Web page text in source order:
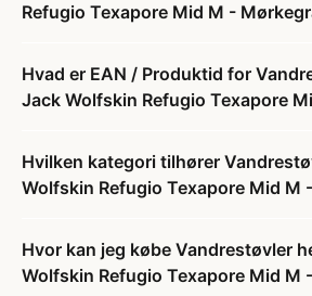
Refugio Texapore Mid M -
Hvad er EAN / Produktid for
Jack Wolfskin Refugio Texapore
Hvilken kategori tilhører
Wolfskin Refugio Texapore Mid M
Hvor kan jeg købe Vandrestøvler
Wolfskin Refugio Texapore Mid M